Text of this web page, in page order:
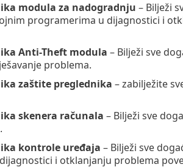
modula za nadogradnju – Bilježi
programerima u dijagnostici i
Anti-Theft modula – Bilježi sve
problema.
zaštite preglednika – zabilježite
skenera računala – Bilježi sve
kontrole uređaja – Bilježi sve
i otklanjanju problema